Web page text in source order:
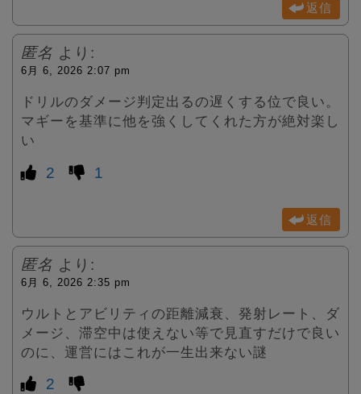
返信
匿名 より:
6月 6, 2026 2:07 pm
ドリルのダメージ判定出るの遅くする位で良い。
マギーを基準に他を強くしてくれた方が絶対楽し
い
2 1
返信
匿名 より:
6月 6, 2026 2:35 pm
ウルトとアビリティの距離減衰、発射レート、ダ
メージ、滞空中は使えない等で見直すだけで良い
のに、運営にはこれが一生出来ない謎
2